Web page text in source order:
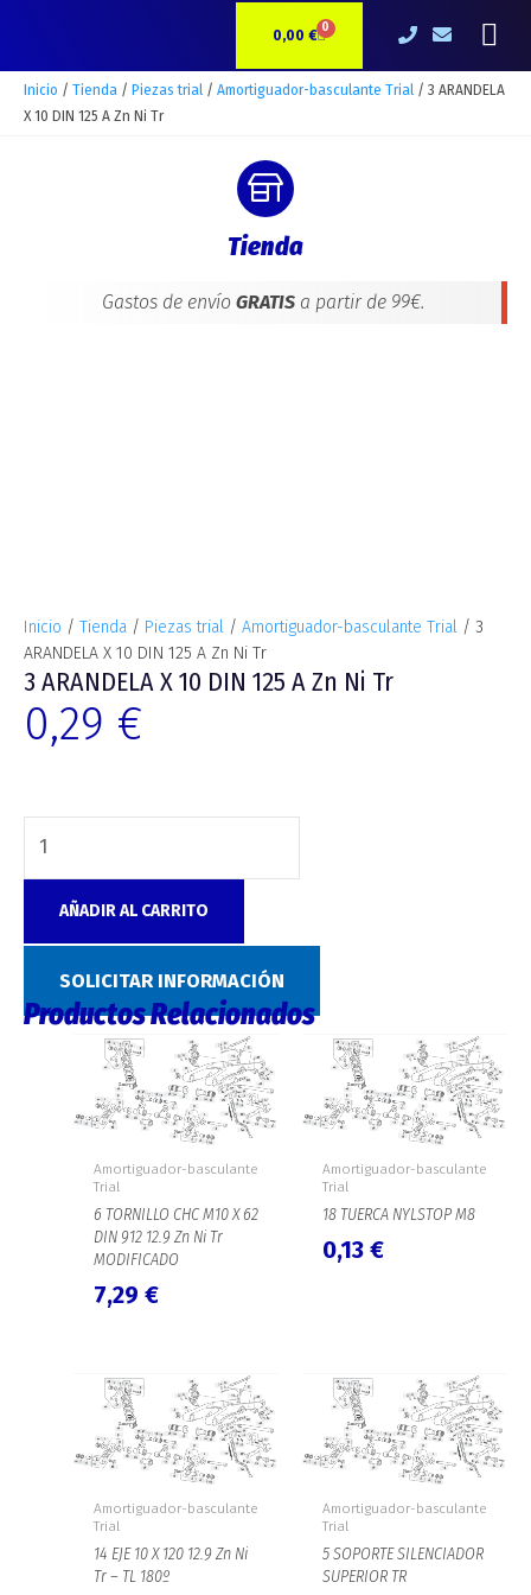
0,00 € 0CARRITO
Inicio / Tienda / Piezas trial / Amortiguador-basculante Trial / 3 ARANDELA
X 10 DIN 125 A Zn Ni Tr
Tienda
Gastos de envío GRATISa partir de 99€.
Inicio / Tienda / Piezas trial / Amortiguador-basculante Trial / 3
ARANDELA X 10 DIN 125 A Zn Ni Tr
3 ARANDELA X 10 DIN 125 A Zn Ni Tr
0,29 €
10
DIN
AÑADIR AL CARRITO
SOLICITAR INFORMACIÓN
Productos Relacionados
Amortiguador-basculante
Trial
6 TORNILLO CHC M10 X 62
DIN 912 12.9 Zn Ni Tr
MODIFICADO
7,29 €
Amortiguador-basculante
Trial
18 TUERCA NYLSTOP M8
0,13 €
Amortiguador-basculante
Trial
14 EJE 10 X 120 12.9 Zn Ni
Tr – TL 180º
Amortiguador-basculante
Trial
5 SOPORTE SILENCIADOR
SUPERIOR TR